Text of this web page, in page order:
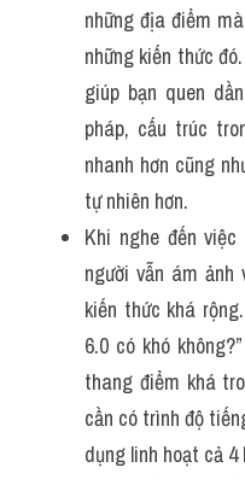
những địa điểm
những kiến thức
giúp bạn quen
pháp, cấu trúc
nhanh hơn cũng
tự nhiên hơn.
Khi nghe đến
người vẫn ám ảnh
kiến thức khá
6.0 có khó
thang điểm khá
cần có trình độ
dụng linh hoạt cả